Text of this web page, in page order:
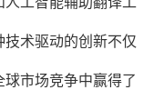
术驱动的创新不仅
市场竞争中赢得了